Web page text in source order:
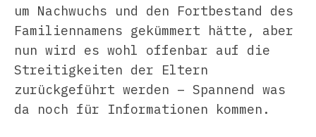
um Nachwuchs und den Fortbestand des
Familiennamens gekümmert hätte, aber
nun wird es wohl offenbar auf die
Streitigkeiten der Eltern
zurückgeführt werden – Spannend was
da noch für Informationen kommen.